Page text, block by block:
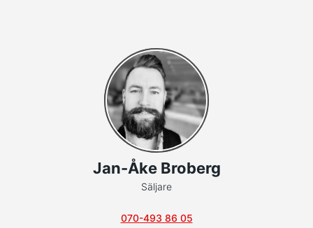
Jan-Åke Broberg
Säljare
070-493 86 05